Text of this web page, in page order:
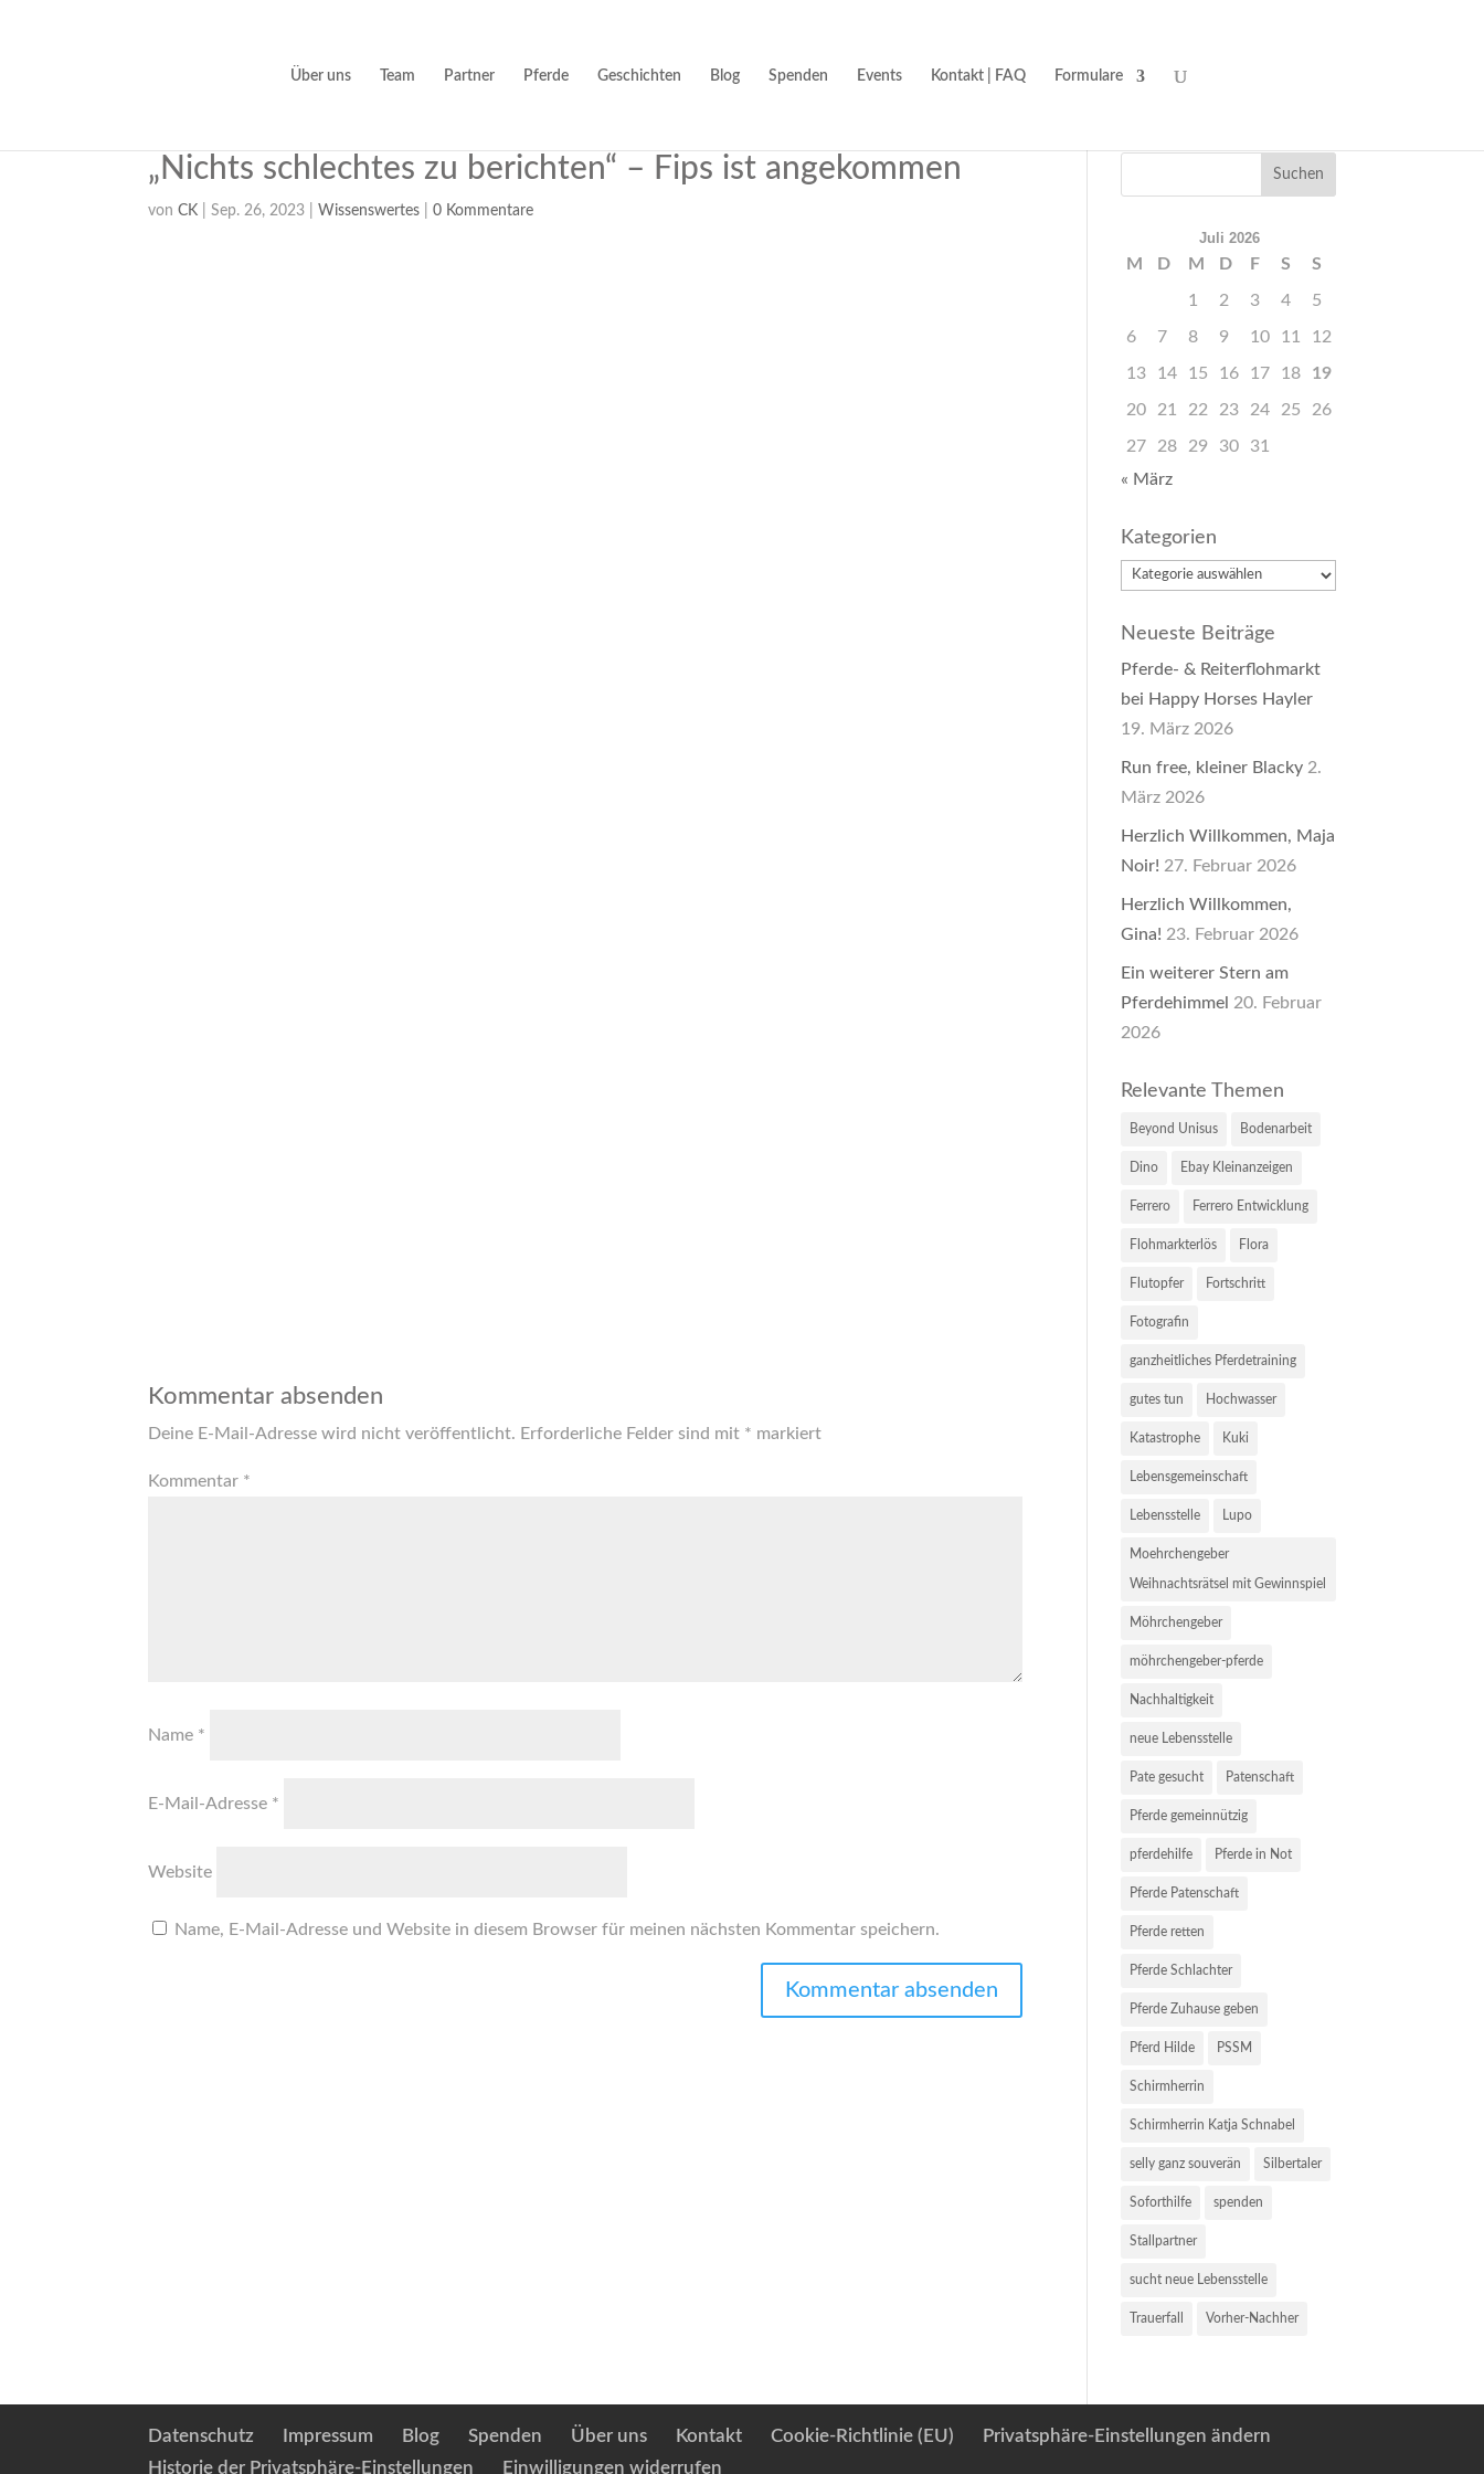
Über uns Team Partner Pferde Geschichten Blog Spenden Events Kontakt | FAQ Formulare
„Nichts schlechtes zu berichten“ – Fips ist angekommen
vonCK |Sep. 26, 2023 Wissenswertes |0 Kommentare
Kommentar absenden
Deine E-Mail-Adresse wird nicht veröffentlicht. Erforderliche Felder sind mit * markiert
Kommentar *
Name *
E-Mail-Adresse *
Website
Name, E-Mail-Adresse und Website in diesem Browser für meinen nächsten Kommentar speichern.
Juli 2026
M D M D F S S
1 2 3 4 5
6 7 8 9 10 11 12
13 14 15 16 17 18 19
20 21 22 23 24 25 26
27 28 29 30
31
« März
Kategorien
Kategorien
Neueste Beiträge
Pferde- & Reiterflohmarkt
bei Happy Horses Hayler
19. März 2026
Run free, kleiner Blacky 2.
März 2026
Herzlich Willkommen, Maja
Noir! 27. Februar 2026
Herzlich Willkommen,
Gina! 23. Februar 2026
Ein weiterer Stern am
Pferdehimmel 20. Februar
2026
Relevante Themen
Beyond Unisus Bodenarbeit
Dino Ebay Kleinanzeigen
Ferrero Ferrero Entwicklung
Flohmarkterlös Flora
Flutopfer Fortschritt
Fotografin
ganzheitliches Pferdetraining
gutes tun Hochwasser
Katastrophe Kuki
Lebensgemeinschaft
Lebensstelle Lupo
Moehrchengeber
Weihnachtsrätsel mit Gewinnspiel
Möhrchengeber
möhrchengeber-pferde
Nachhaltigkeit
neue Lebensstelle
Pate gesucht Patenschaft
Pferde gemeinnützig
pferdehilfe Pferde in Not
Pferde Patenschaft
Pferde retten
Pferde Schlachter
Pferde Zuhause geben
Pferd Hilde PSSM
Schirmherrin
Schirmherrin Katja Schnabel
selly ganz souverän Silbertaler
Soforthilfe spenden
Stallpartner
sucht neue Lebensstelle
Trauerfall Vorher-Nachher
Datenschutz Impressum Blog Spenden Über uns Kontakt Cookie-Richtlinie (EU)
Privatsphäre-Einstellungen ändern
Historie der Privatsphäre-Einstellungen
Einwilligungen widerrufen